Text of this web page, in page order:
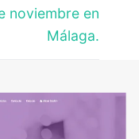
noviembre en
Málaga.